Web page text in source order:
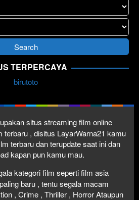
TERPERCAYA
birutoto
situs streaming film online
terbaru , disitus LayarWarna21 kamu
terbaru dan terupdate saat ini dan
kapan pun kamu mau.
kategori film seperti film asia
baru , tentu segala macam
, Crime , Thriller , Horror Ataupun